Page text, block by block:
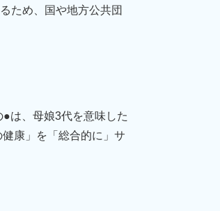
ため、国や地方公共団
は、母娘3代を意味した
康」を「総合的に」サ